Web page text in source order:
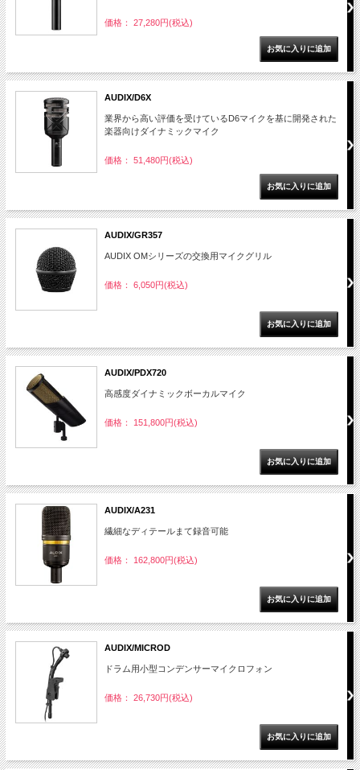
価格： 27,280円(税込)
AUDIX/D6X
業界から高い評価を受けているD6マイクを基に開発された
楽器向けダイナミックマイク
価格： 51,480円(税込)
AUDIX/GR357
AUDIX OMシリーズの交換用マイクグリル
価格： 6,050円(税込)
AUDIX/PDX720
高感度ダイナミックボーカルマイク
価格： 151,800円(税込)
AUDIX/A231
繊細なディテールまて録音可能
価格： 162,800円(税込)
AUDIX/MICROD
ドラム用小型コンデンサーマイクロフォン
価格： 26,730円(税込)